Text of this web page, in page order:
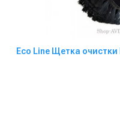
Eco Line Щетка